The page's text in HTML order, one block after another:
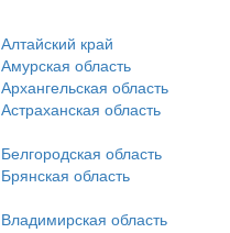
Алтайский край
Амурская область
Архангельская область
Астраханская область
Белгородская область
Брянская область
Владимирская область